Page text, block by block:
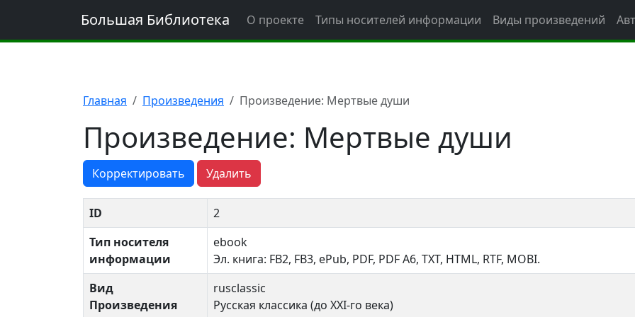
Большая Библиотека О проекте Типы носителей информации Виды произведений
Главная Произведения Произведение: Мертвые души
Произведение: Мертвые души
Корректировать Удалить
ID
2
Тип носителя
информации
ebook
Эл. книга: FB2, FB3, ePub, PDF, PDF A6, TXT, HTML, RTF, MOBI.
Вид
Произведения
rusclassic
Русская классика (до XXI-го века)